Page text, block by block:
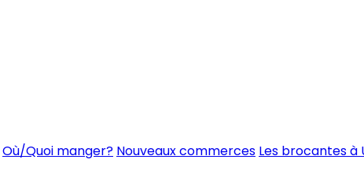
Où/Quoi manger? Nouveaux commerces Les brocantes à